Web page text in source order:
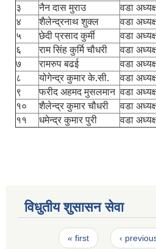
३
नैन दास मुराउ वडा
४
शैलेन्द्रनाथ शुक्ल वडा
५
छेदी प्रसाद कुर्मी वडा
६
राम सिंह कुर्मि चौधरी वडा
७
रामरुप बढई वडा
८
योगेन्द्र कुमार के.सी. वडा
९
फरीद अहमद मुसलमान वडा
१०
शैलेन्द्र कुमार चौधरी वडा
११
धमेन्द्र कुमार पुरी वडा
विधुतीय शुसासन सेवा
Pages« first ‹